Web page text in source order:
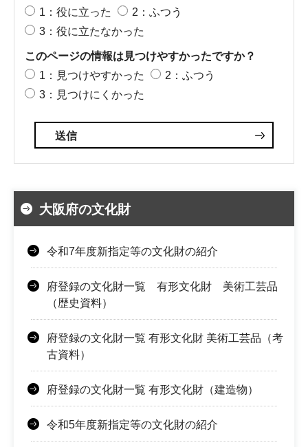
1：役に立った
2：ふつう
3：役に立たなかった
このページの情報は見つけやすかったですか？
1：見つけやすかった
2：ふつう
3：見つけにくかった
大阪府の文化財
令和7年度新指定等の文化財の紹介
府登録の文化財一覧 有形文化財 美術工芸品
（歴史資料）
府登録の文化財一覧 有形文化財 美術工芸品（考
古資料）
府登録の文化財一覧 有形文化財（建造物）
令和5年度新指定等の文化財の紹介